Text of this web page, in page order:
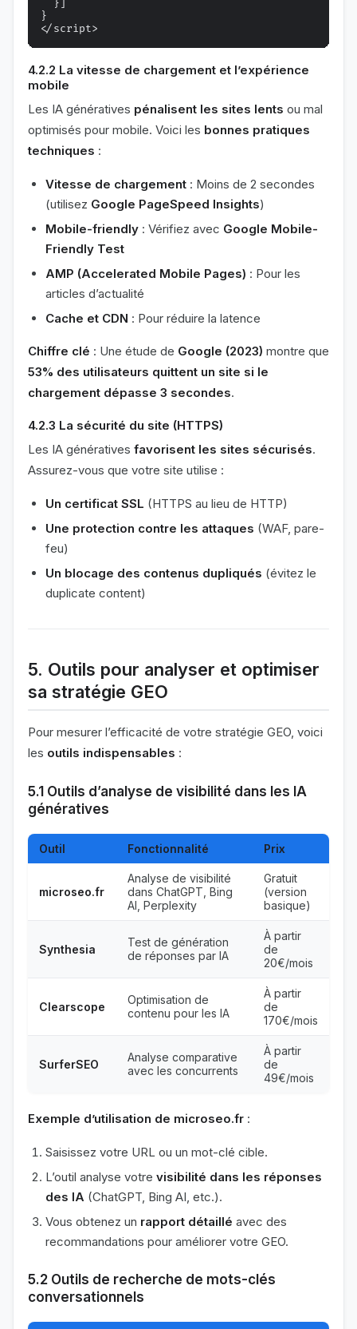
  }]
}
4.2.2 La vitesse de chargement et l’expérience
mobile
Les IA génératives pénalisent les sites lents ou mal
optimisés pour mobile. Voici les bonnes pratiques
techniques :
Vitesse de chargement : Moins de 2 secondes
(utilisez Google PageSpeed Insights)
Mobile-friendly : Vérifiez avec Google Mobile-
Friendly Test
AMP (Accelerated Mobile Pages) : Pour les
articles d’actualité
Cache et CDN : Pour réduire la latence
Chiffre clé : Une étude de Google (2023) montre que
53% des utilisateurs quittent un site si le
chargement dépasse 3 secondes.
4.2.3 La sécurité du site (HTTPS)
Les IA génératives favorisent les sites sécurisés.
Assurez-vous que votre site utilise :
Un certificat SSL (HTTPS au lieu de HTTP)
Une protection contre les attaques (WAF, pare-
feu)
Un blocage des contenus dupliqués (évitez le
duplicate content)
5. Outils pour analyser et optimiser
sa stratégie GEO
Pour mesurer l’efficacité de votre stratégie GEO, voici
les outils indispensables :
5.1 Outils d’analyse de visibilité dans les IA
génératives
Outil Fonctionnalité Prix
microseo.fr
Analyse de visibilité
dans ChatGPT, Bing
AI, Perplexity
Gratuit
(version
basique)
Synthesia
Test de génération
de réponses par IA
À partir
de
20€/mois
Clearscope
Optimisation de
contenu pour les IA
À partir
de
170€/mois
SurferSEO
Analyse comparative
avec les concurrents
À partir
de
49€/mois
Exemple d’utilisation de microseo.fr :
Saisissez votre URL ou un mot-clé cible.
L’outil analyse votre visibilité dans les réponses
des IA (ChatGPT, Bing AI, etc.).
Vous obtenez un rapport détaillé avec des
recommandations pour améliorer votre GEO.
5.2 Outils de recherche de mots-clés
conversationnels